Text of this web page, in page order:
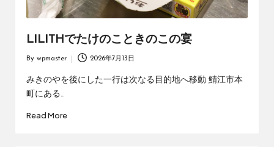
LILITHでたけのこときのこの宴
by
By wpmaster 2026年7月13日
みきのやを後にした一行は次なる目的地へ移動 鯖江市本
町にある…
Read More